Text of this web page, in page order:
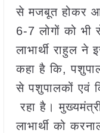
से मजबूत होकर
6-7 लोगों को भी
लाभार्थी राहुल ने
कहा है कि,
से पशुपालकों एवं
रहा है।
लाभार्थी को